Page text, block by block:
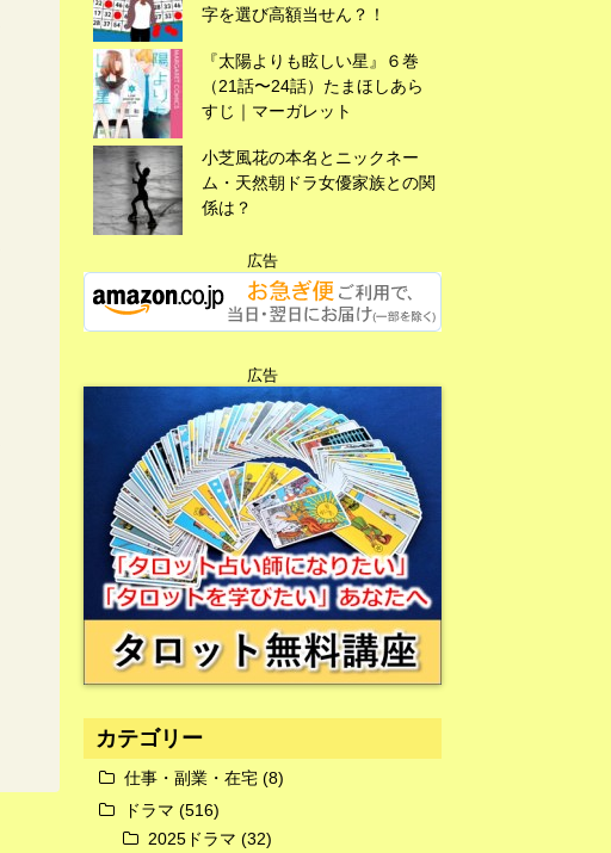
広告
広告
字を選び高額当せん？！
『太陽よりも眩しい星』６巻
（21話〜24話）たまほしあら
すじ｜マーガレット
小芝風花の本名とニックネー
ム・天然朝ドラ女優家族との関
係は？
広告
広告
カテゴリー
仕事・副業・在宅 (8)
ドラマ (516)
2025ドラマ (32)